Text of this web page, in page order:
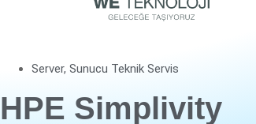
Server, Sunucu Teknik Servis
HPE Simplivity